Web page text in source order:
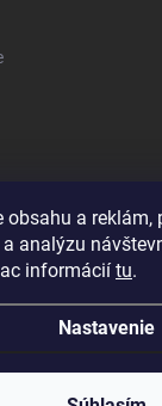
obsahu a
analýzu
informácií tu.
Nastavenie